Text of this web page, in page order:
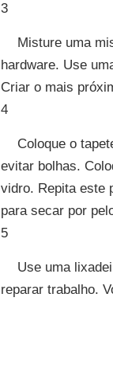
3
Misture uma
hardware. Use
Criar o mais
4
Coloque o
evitar bolhas.
vidro. Repita este
para secar por
5
Use uma
reparar trabalho.